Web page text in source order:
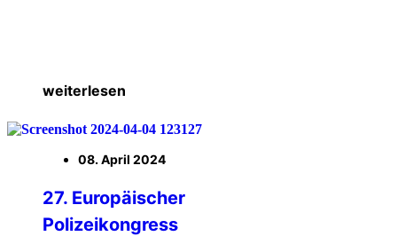
weiterlesen
08. April 2024
27. Europäischer
Polizeikongress